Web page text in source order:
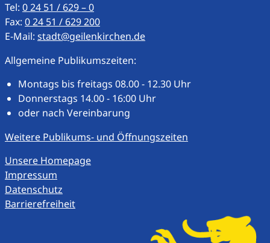
Tel: 0 24 51 / 629 – 0
Fax: 0 24 51 / 629 200
E-Mail: stadt@geilenkirchen.de
Allgemeine Publikumszeiten:
Montags bis freitags 08.00 - 12.30 Uhr
Donnerstags 14.00 - 16:00 Uhr
oder nach Vereinbarung
Weitere Publikums- und Öffnungszeiten
Unsere Homepage
Impressum
Datenschutz
Barrierefreiheit